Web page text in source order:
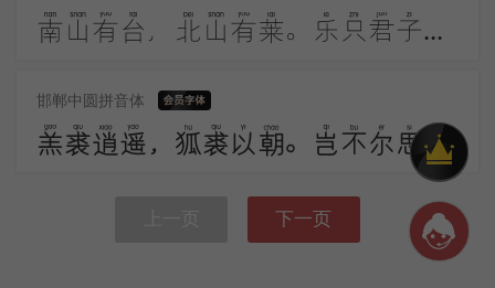
南山有台，北山有莱。乐只君子，邦家之基。乐只君子，万寿无期。南山有桑，北山有杨。乐只君子，邦家之光。乐只君子，万寿无疆。
邯郸中圆拼音体
羔裘逍遥，狐裘以朝。岂不尔思？劳心忉忉。羔裘翱翔，狐裘在堂。岂不尔思？我心忧伤。羔裘如膏，日出有曜。岂不尔思？中心是悼。
下一页